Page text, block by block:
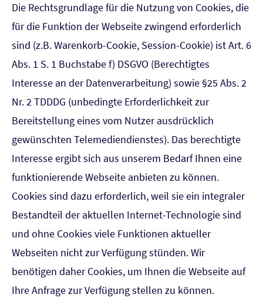
Die Rechtsgrundlage für die Nutzung von Cookies, die
für die Funktion der Webseite zwingend erforderlich
sind (z.B. Warenkorb-Cookie, Session-Cookie) ist Art. 6
Abs. 1 S. 1 Buchstabe f) DSGVO (Berechtigtes
Interesse an der Datenverarbeitung) sowie §25 Abs. 2
Nr. 2 TDDDG (unbedingte Erforderlichkeit zur
Bereitstellung eines vom Nutzer ausdrücklich
gewünschten Telemediendienstes). Das berechtigte
Interesse ergibt sich aus unserem Bedarf Ihnen eine
funktionierende Webseite anbieten zu können.
Cookies sind dazu erforderlich, weil sie ein integraler
Bestandteil der aktuellen Internet-Technologie sind
und ohne Cookies viele Funktionen aktueller
Webseiten nicht zur Verfügung stünden. Wir
benötigen daher Cookies, um Ihnen die Webseite auf
Ihre Anfrage zur Verfügung stellen zu können.